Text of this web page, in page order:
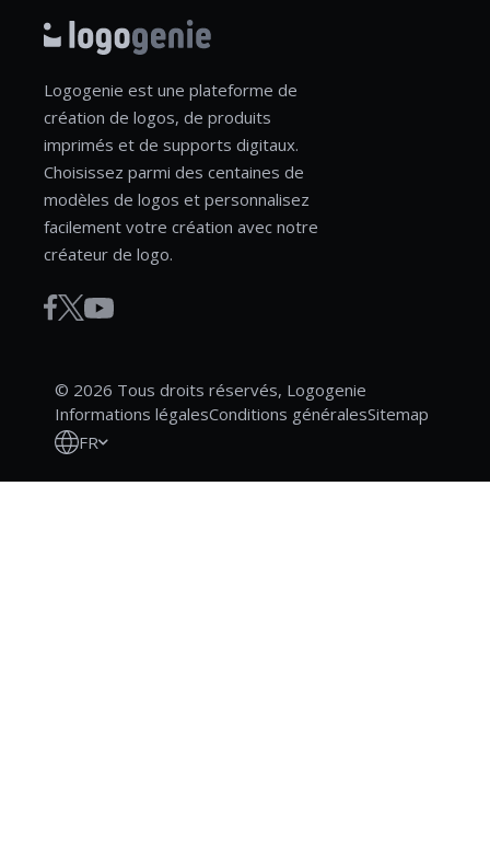
Logogenie est une plateforme de
création de logos, de produits
imprimés et de supports digitaux.
Choisissez parmi des centaines de
modèles de logos et personnalisez
facilement votre création avec notre
créateur de logo.
© 2026 Tous droits réservés, Logogenie
Informations légalesConditions généralesSitemap
FR